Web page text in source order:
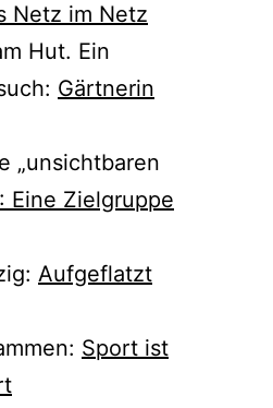
Netz im Netz
Hut. Ein
Gärtnerin
„unsicht­ba­ren
Eine Zielgruppe
Aufgeflatzt
Sport ist